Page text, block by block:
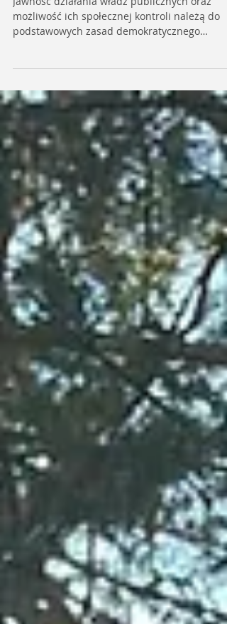
Miasto Lubartów
Jawność działania władz publicznych oraz
podstawowych zasad demokratycznego
terytorialnego szczególne znaczenie ma
o stanie gminy, który zgodnie z ustawą o
samorządzie gminnym stanowi podstawę
corocznej debaty nad działalnością
oraz podejmowania przez radę gminy uchwały
w sprawie wotum zaufania. W założeniu raport
o stanie gminy powinien być dokumentem
umożliwiającym mieszkańc